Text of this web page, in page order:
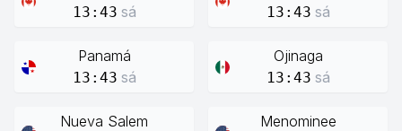
13:43 sá 13:43 sá
Panamá
13:43 sá
Ojinaga
13:43 sá
Nueva Salem Menominee